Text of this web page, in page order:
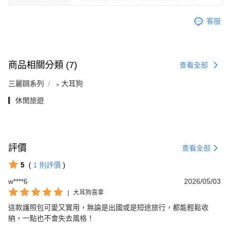
客服
商品相關分類 (7) 查看全部
三麗鷗系列 ﹥大耳狗
▎休閒旅遊
評價 查看全部
5 ( 1 則評價 )
w****6
2026/05/03
| 大耳狗喜拿
這款護照包可愛又實用，無論是出國或是短途旅行，都能輕鬆收
納，一點也不會失去風格！